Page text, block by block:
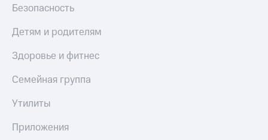
Безопасность
Детям и родителям
Здоровье и фитнес
Семейная группа
Утилиты
Приложения